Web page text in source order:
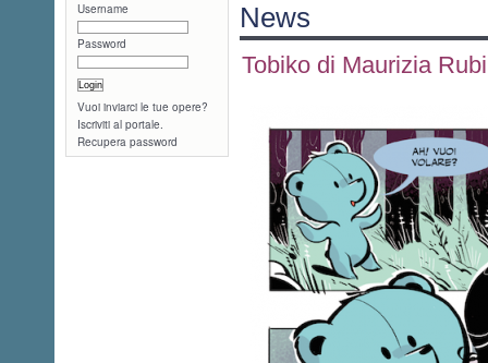
Username
Password
Vuoi inviarci le tue opere?
Iscriviti al portale.
Recupera password
News
Tobiko di Maurizia